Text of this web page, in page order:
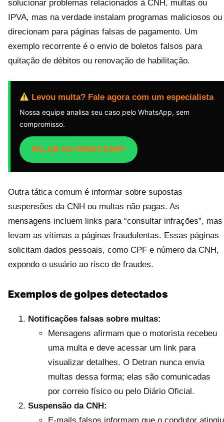
solucionar problemas relacionados à CNH, multas ou
IPVA, mas na verdade instalam programas maliciosos ou
direcionam para páginas falsas de pagamento. Um
exemplo recorrente é o envio de boletos falsos para
quitação de débitos ou renovação de habilitação.
Levou multa? Fale agora com um especialista
Nossa equipe analisa seu caso pelo WhatsApp, sem
compromisso.
FALAR NO WHATSAPP
Outra tática comum é informar sobre supostas
suspensões da CNH ou multas não pagas. As
mensagens incluem links para “consultar infrações”, mas
levam as vítimas a páginas fraudulentas. Essas páginas
solicitam dados pessoais, como CPF e número da CNH,
expondo o usuário ao risco de fraudes.
Exemplos de golpes detectados
Notificações falsas sobre multas:
Mensagens afirmam que o motorista recebeu
uma multa e deve acessar um link para
visualizar detalhes. O Detran nunca envia
multas dessa forma; elas são comunicadas
por correio físico ou pelo Diário Oficial.
Suspensão da CNH: